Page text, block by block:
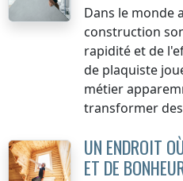
Dans le monde
construction
rapidité et de
de plaquiste
métier
transformer
UN ENDROIT
ET DE